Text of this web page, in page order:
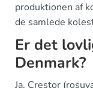
produktionen af
de samlede
Er det
Denmark?
Ja, Crestor